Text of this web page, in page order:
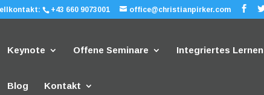
+43 660 9073001 office@christianpirker.com
Keynote Offene Seminare Integriertes Lernen
Blog Kontakt